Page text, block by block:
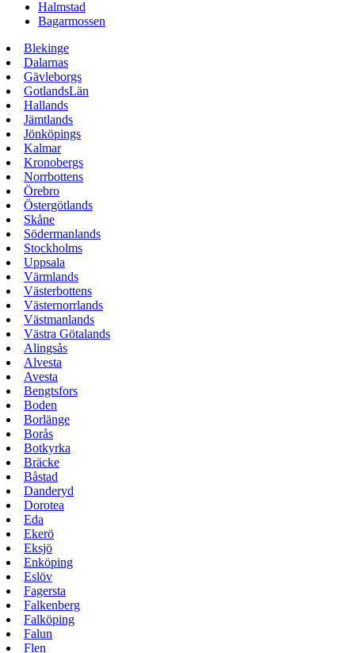
Halmstad
Bagarmossen
Blekinge
Dalarnas
Gävleborgs
GotlandsLän
Hallands
Jämtlands
Jönköpings
Kalmar
Kronobergs
Norrbottens
Örebro
Östergötlands
Skåne
Södermanlands
Stockholms
Uppsala
Värmlands
Västerbottens
Västernorrlands
Västmanlands
Västra Götalands
Alingsås
Alvesta
Avesta
Bengtsfors
Boden
Borlänge
Borås
Botkyrka
Bräcke
Båstad
Danderyd
Dorotea
Eda
Ekerö
Eksjö
Enköping
Eslöv
Fagersta
Falkenberg
Falköping
Falun
Flen